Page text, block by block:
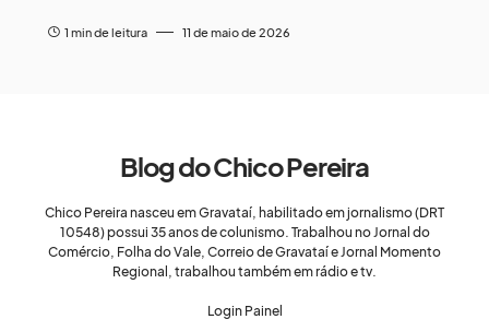
1 min de leitura 11 de maio de 2026
Blog do Chico Pereira
Chico Pereira nasceu em Gravataí, habilitado em jornalismo (DRT
10548) possui 35 anos de colunismo. Trabalhou no Jornal do
Comércio, Folha do Vale, Correio de Gravataí e Jornal Momento
Regional, trabalhou também em rádio e tv.
Login Painel